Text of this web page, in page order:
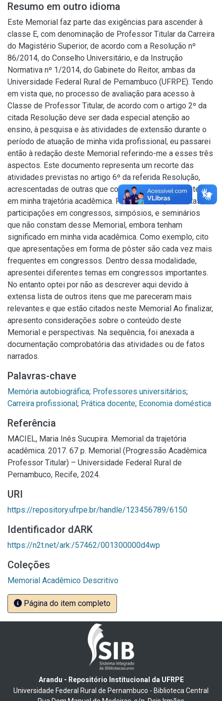
Resumo em outro idioma
Este Memorial faz parte das exigências para ascender à
classe E, com denominação de Professor Titular da Carreira
do Magistério Superior, de acordo com a Resolução nº
86/2014, do Conselho Universitário, e da Instrução
Normativa nº 1/2014, do Gabinete do Reitor, ambas da
Universidade Federal Rural de Pernambuco (UFRPE). Tendo
em vista que, no processo de avaliação para acesso à
Classe de Professor Titular, de acordo com o artigo 2º da
citada Resolução deve ser dada especial atenção ao
ensino, à pesquisa e às atividades de extensão durante o
período de atuação de minha vida profissional, eu passarei
então à redação deste Memorial referindo-me a esses três
aspectos. Este documento representa um recorte das
atividades previstas no artigo 6º da referida Resolução,
acrescentadas de outras que considerei mais relevantes
em minha trajetória acadêmica. Por outro lado, há muitas
participações em congressos, simpósios, e seminários
que não constam desse Memorial, embora tenham
significado em minha vida acadêmica. Como exemplo, cito
que apresentações em forma de pôster são cada vez mais
frequentes em congressos. Dentro dessa modalidade,
apresentei diferentes temas em congressos importantes.
No entanto optei por não as descrever aqui devido à
extensa lista de outros itens que me pareceram mais
relevantes e que estão citados neste Memorial Ao finalizar,
apresento considerações sobre o conteúdo deste
Memorial e perspectivas. Na sequência, foi anexada a
documentação comprobatória das atividades ou de fatos
narrados.
Palavras-chave
Memória autobiográfica; Professores universitários;
Carreira profissional; Prática docente; Economia doméstica
Referência
MACIEL, Maria Inês Sucupira. Memorial da trajetória
acadêmica. 2017. 67 p. Memorial (Progressão Acadêmica
Professor Titular) – Universidade Federal Rural de
Pernambuco, Recife, 2024.
URI
https://repository.ufrpe.br/handle/123456789/6150
Identificador dARK
https://n2t.net/ark:/57462/001300000d4wp
Coleções
Memorial Acadêmico Descritivo
Página do item completo
Arandu - Repositório Institucional da UFRPE
Universidade Federal Rural de Pernambuco - Biblioteca Central